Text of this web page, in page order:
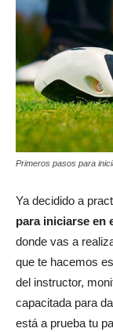
Primeros pasos para
Ya decidido a
para iniciarse en
donde vas a
que te hacemos
del instructor,
capacitada para
está a prueba tu